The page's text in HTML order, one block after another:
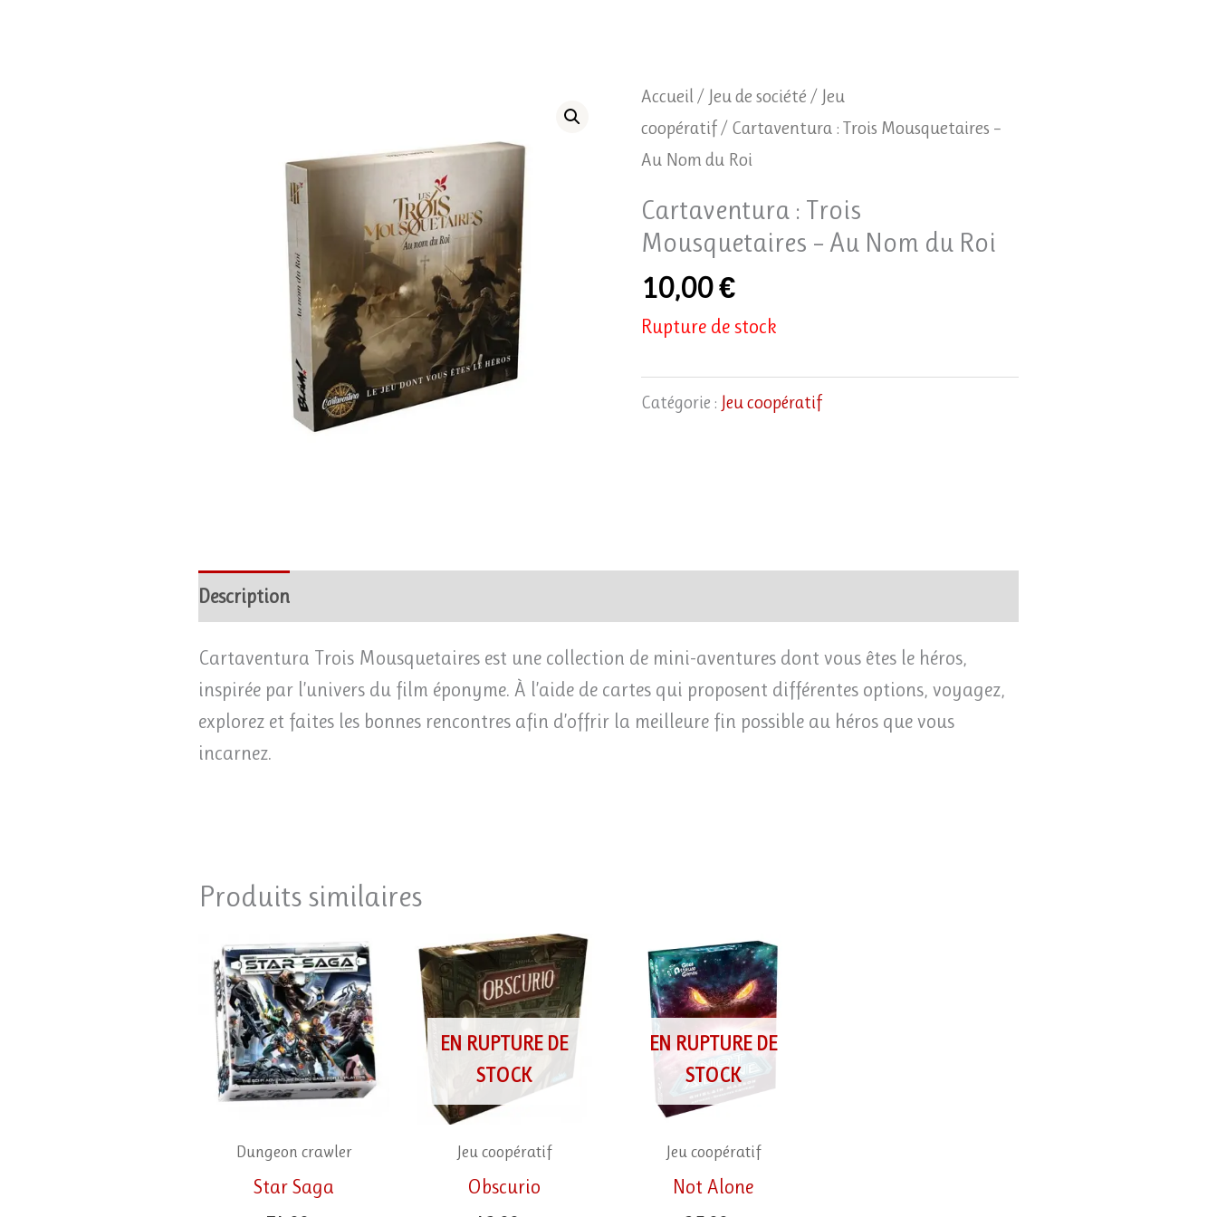
Accueil/ Jeu de société / Jeu
coopératif/ Cartaventura : Trois Mousquetaires –
Au Nom du Roi
Cartaventura : Trois
Mousquetaires – Au Nom du Roi
10,00€
Rupture de stock
Catégorie : Jeu coopératif
Description
Cartaventura Trois Mousquetaires est une collection de mini-aventures dont vous êtes le héros,
inspirée par l’univers du film éponyme. À l’aide de cartes qui proposent différentes options, voyagez,
explorez et faites les bonnes rencontres afin d’offrir la meilleure fin possible au héros que vous
incarnez.
Produits similaires
Dungeon crawler
Star Saga
EN RUPTURE DE
STOCK
Jeu coopératif
Obscurio
EN RUPTURE DE
STOCK
Jeu coopératif
Not Alone